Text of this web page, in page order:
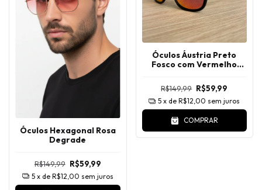
Óculos Hexagonal Rosa
Degrade
R$149,99 R$59,99
5 x de R$12,00 sem juros
Óculos Áustria Preto
Fosco com Vermelho
R$149,99 R$59,99
5 x deR$12,00 sem juros
COMPRAR